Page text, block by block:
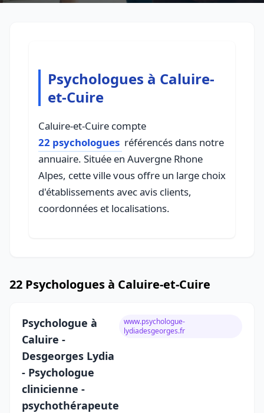
Psychologues à Caluire-
et-Cuire
Caluire-et-Cuire compte
22 psychologues référencés dans notre
annuaire. Située en Auvergne Rhone
Alpes, cette ville vous offre un large choix
d'établissements avec avis clients,
coordonnées et localisations.
22 Psychologues à Caluire-et-Cuire
Psychologue à
Caluire -
Desgeorges Lydia
- Psychologue
clinicienne -
psychothérapeute
www.psychologue-
lydiadesgeorges.fr